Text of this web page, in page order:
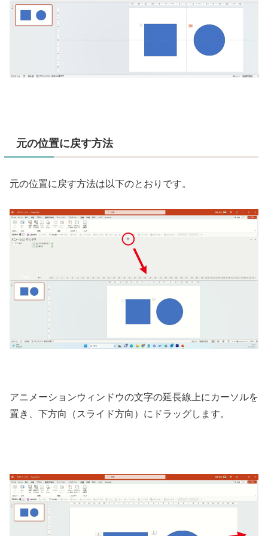
元の位置に戻す方法
元の位置に戻す方法は以下のとおりです。
アニメーションウィンドウの文字の延長線上にカーソルを
置き、下方向（スライド方向）にドラッグします。